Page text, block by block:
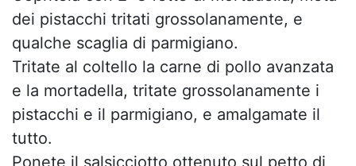
dei pistacchi tritati grossolanamente, e
qualche scaglia di parmigiano.
Tritate al coltello la carne di pollo avanzata
e la mortadella, tritate grossolanamente i
pistacchi e il parmigiano, e amalgamate il
tutto.